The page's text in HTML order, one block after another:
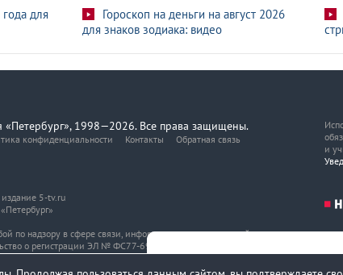
для
Гороскоп на деньги на август 2026
для знаков зодиака: видео
1998—2026. Все права защищены.
конфиденциальности Контакты Обратная связь
и
5-tv.ru
по надзору в сфере связи, информационных технологий
о регистрации ЭЛ № ФС77-69216 от 29 марта 2017 года.